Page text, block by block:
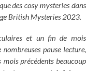
des cosy mysteries dans
British Mysteries 2023.
et un fin de mois
pause lecture,
mois précédents beaucoup